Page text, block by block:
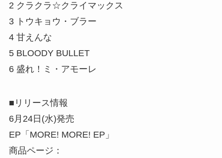
2 クラクラ☆クライマックス
3 トウキョウ・ブラー
4 甘えんな
5 BLOODY BULLET
6 盛れ！ミ・アモーレ
■リリース情報
6月24日(水)発売
EP「MORE! MORE! EP」
商品ページ：